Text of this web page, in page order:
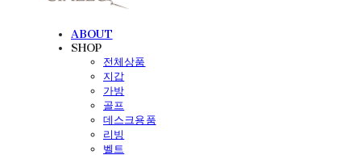
ABOUT
SHOP
전체상품
지갑
가방
골프
데스크용품
리빙
벨트